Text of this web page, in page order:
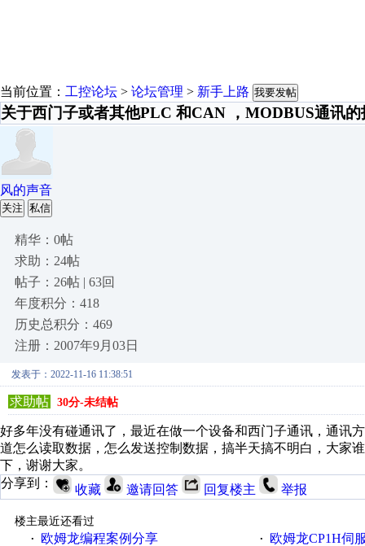
当前位置： 工控论坛 > 论坛管理 > 新手上路 我要发帖
关于西门子或者其他PLC 和CAN ，MODBUS通讯
风的声音
关注 私信
精华：0帖
求助：24帖
帖子：26帖 | 63回
年度积分：418
历史总积分：469
注册：2007年9月03日
发表于：2022-11-16 11:38:51
求助帖 30分-未结帖
好多年没有碰通讯了，最近在做一个设备和西门子通讯，通讯
道怎么读取数据，怎么发送控制数据，搞半天搞不明白，大家
下，谢谢大家。
分享到：
收藏 邀请回答 回复楼主 举报
楼主最近还看过
·
欧姆龙编程案例分享 · 欧姆龙CP1H伺